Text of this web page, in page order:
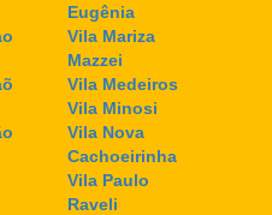
Eugênia
Vila Mariza
Mazzei
Vila Medeiros
Vila Minosi
Vila Nova
Cachoeirinha
Vila Paulo
Raveli